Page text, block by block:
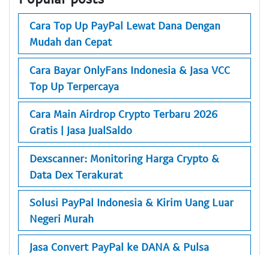
Cara Top Up PayPal Lewat Dana Dengan
Mudah dan Cepat
Cara Bayar OnlyFans Indonesia & Jasa VCC
Top Up Terpercaya
Cara Main Airdrop Crypto Terbaru 2026
Gratis | Jasa JualSaldo
Dexscanner: Monitoring Harga Crypto &
Data Dex Terakurat
Solusi PayPal Indonesia & Kirim Uang Luar
Negeri Murah
Jasa Convert PayPal ke DANA & Pulsa